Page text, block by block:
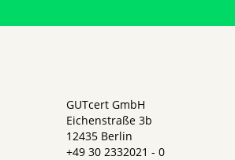
GUTcert GmbH
Eichenstraße 3b
12435 Berlin
+49 30 2332021 - 0